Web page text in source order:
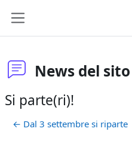
News del sito
Si parte(ri)!
← Dal 3 settembre si riparte